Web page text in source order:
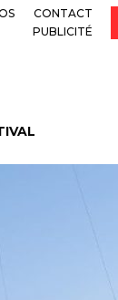
CONTACT
PUBLICITÉ